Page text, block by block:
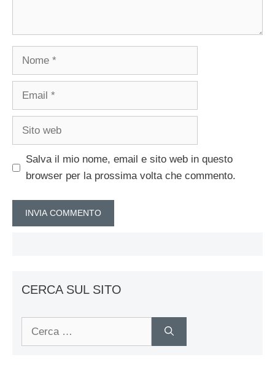
Nome
Email
Sito
Salva il mio nome, email e sito web in questo
browser per la prossima volta che commento.
CERCA SUL SITO